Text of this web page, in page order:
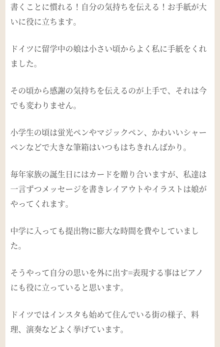
書くことに慣れる！自分の気持ちを伝える！お手紙が大
いに役に立ちます。
ドイツに留学中の娘は小さい頃からよく私に手紙をくれ
ました。
その頃から感謝の気持ちを伝えるのが上手で、それは今
でも変わりません。
小学生の頃は蛍光ペンやマジックペン、かわいいシャー
ペンなどで大きな筆箱はいつもはちきれんばかり。
毎年家族の誕生日にはカードを贈り合いますが、私達は
一言ずつメッセージを書きレイアウトやイラストは娘が
やってくれます。
中学に入っても提出物に膨大な時間を費やしていまし
た。
そうやって自分の思いを外に出す=表現する事はピアノ
にも役に立っていると思います。
ドイツではインスタも始めて住んでいる街の様子、料
理、演奏などよく挙げています。